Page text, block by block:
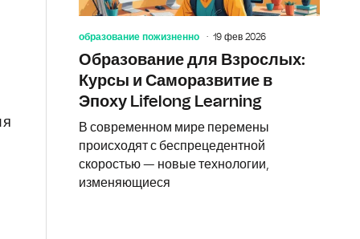
образование пожизненно 19 фев 2026
Образование для Взрослых:
Курсы и Саморазвитие в
Эпоху Lifelong Learning
В современном мире перемены
происходят с беспрецедентной
скоростью — новые технологии,
изменяющиеся